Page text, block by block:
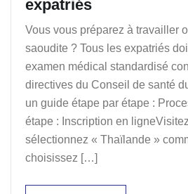
expatriés
Vous vous préparez à travailler
saoudite ? Tous les expatriés
examen médical standardisé
directives du Conseil de santé
un guide étape par étape :
étape : Inscription en
sélectionnez « Thaïlande »
choisissez […]